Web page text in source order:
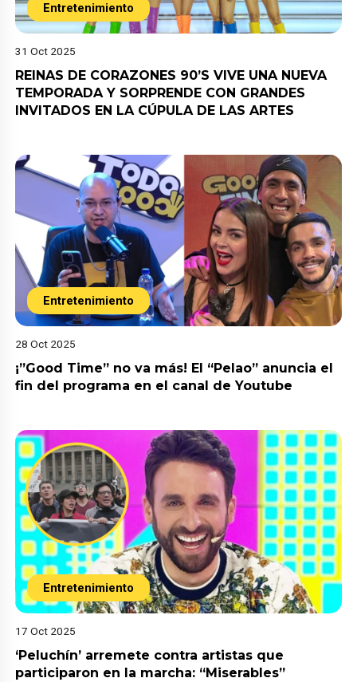
Entretenimiento
31 Oct 2025
REINAS DE CORAZONES 90’S VIVE UNA NUEVA
TEMPORADA Y SORPRENDE CON GRANDES
INVITADOS EN LA CÚPULA DE LAS ARTES
Entretenimiento
28 Oct 2025
¡”Good Time” no va más! El “Pelao” anuncia el
fin del programa en el canal de Youtube
Entretenimiento
17 Oct 2025
‘Peluchín’ arremete contra artistas que
participaron en la marcha: “Miserables”